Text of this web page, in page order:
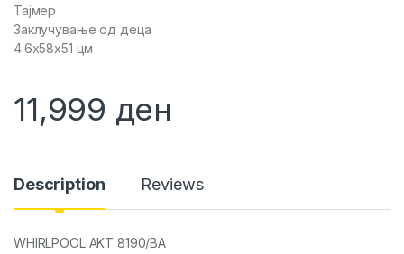
Тајмер
Заклучување од деца
4.6x58x51 цм
11,999 ден
Description Reviews
WHIRLPOOL AKT 8190/BA